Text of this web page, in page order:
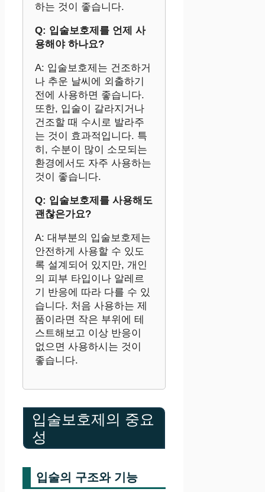
하는 것이 좋습니다.
Q: 입술보호제를 언제 사
용해야 하나요?
A: 입술보호제는 건조하거
나 추운 날씨에 외출하기
전에 사용하면 좋습니다.
또한, 입술이 갈라지거나
건조할 때 수시로 발라주
는 것이 효과적입니다. 특
히, 수분이 많이 소모되는
환경에서도 자주 사용하는
것이 좋습니다.
Q: 입술보호제를 사용해도
괜찮은가요?
A: 대부분의 입술보호제는
안전하게 사용할 수 있도
록 설계되어 있지만, 개인
의 피부 타입이나 알레르
기 반응에 따라 다를 수 있
습니다. 처음 사용하는 제
품이라면 작은 부위에 테
스트해보고 이상 반응이
없으면 사용하시는 것이
좋습니다.
입술보호제의 중요
성
입술의 구조와 기능